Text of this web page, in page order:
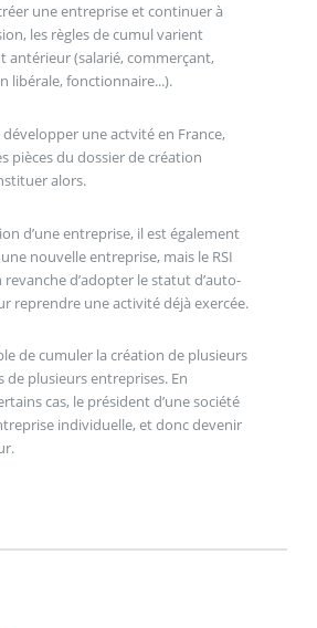
une entreprise et continuer à
les règles de cumul varient
antérieur (salarié, commerçant,
libérale, fonctionnaire...).
une actvité en France,
pièces du dossier de création
alors.
d’une entreprise, il est également
nouvelle entreprise, mais le RSI
d’adopter le statut d’auto-
reprendre une activité déjà exercée.
de cumuler la création de plusieurs
de plusieurs entreprises. En
cas, le président d’une société
individuelle, et donc devenir